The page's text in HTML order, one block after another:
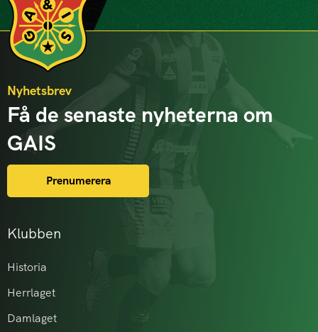
Klubben
Historia
Herrlaget
Damlaget
Nyhetsbrev
Få de senaste nyheterna om
GAIS
Prenumerera